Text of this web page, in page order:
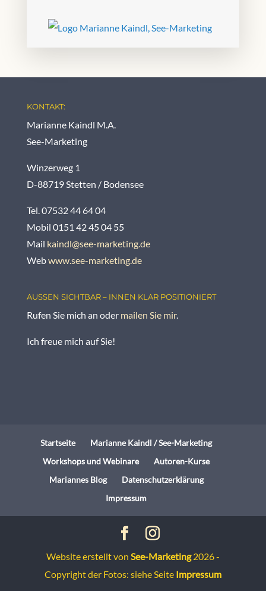
KONTAKT:
Marianne Kaindl M.A.
See-Marketing
Winzerweg 1
D-88719 Stetten / Bodensee
Tel. 07532 44 64 04
Mobil 0151 42 45 04 55
Mail kaindl@see-marketing.de
Webwww.see-marketing.de
AUSSEN SICHTBAR – INNEN KLAR POSITIONIERT
Rufen Sie mich an oder mailen Sie mir.
Ich freue mich auf Sie!
Startseite
Marianne Kaindl / See-Marketing
Workshops und Webinare
Autoren-Kurse
Mariannes Blog
Datenschutzerklärung
Impressum
Website erstellt von See-Marketing2026 -
Copyright der Fotos: siehe Seite Impressum